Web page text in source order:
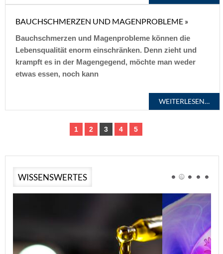
BAUCHSCHMERZEN UND MAGENPROBLEME »
Bauchschmerzen und Magenprobleme können die
Lebensqualität enorm einschränken. Denn zieht und
krampft es in der Magengegend, möchte man weder
etwas essen, noch kann
WEITERLESEN…
1 2 3 4 5
WISSENSWERTES